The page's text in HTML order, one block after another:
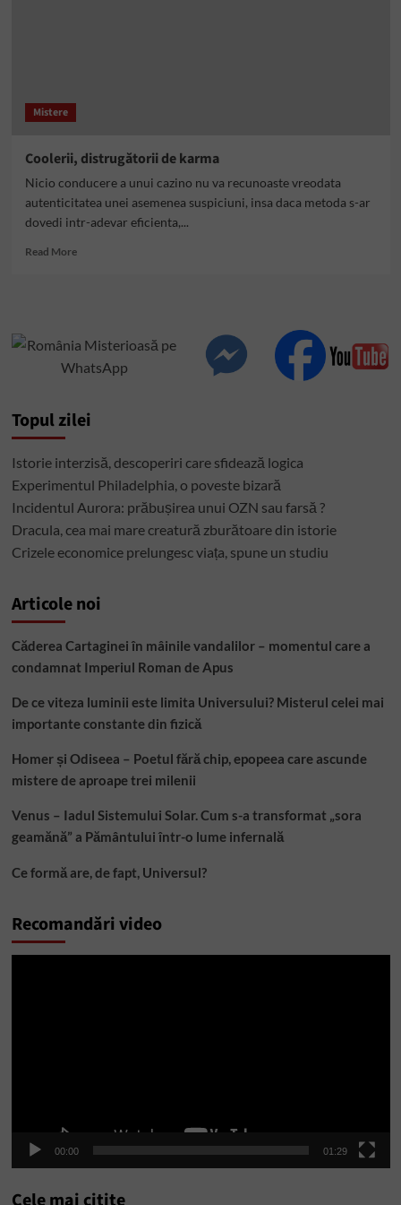
Mistere
Coolerii, distrugătorii de karma
Nicio conducere a unui cazino nu va recunoaste vreodata
autenticitatea unei asemenea suspiciuni, insa daca metoda s-ar
dovedi intr-adevar eficienta,...
Read MoreRead
karma
Topul zilei
Istorie interzisă, descoperiri care sfidează logica
Experimentul Philadelphia, o poveste bizară
Incidentul Aurora: prăbușirea unui OZN sau farsă ?
Dracula, cea mai mare creatură zburătoare din istorie
Crizele economice prelungesc viața, spune un studiu
Articole noi
Căderea Cartaginei în mâinile vandalilor – momentul care a
condamnat Imperiul Roman de Apus
De ce viteza luminii este limita Universului? Misterul celei mai
importante constante din fizică
Homer și Odiseea – Poetul fără chip, epopeea care ascunde
mistere de aproape trei milenii
Venus – Iadul Sistemului Solar. Cum s-a transformat „sora
geamănă” a Pământului într-o lume infernală
Ce formă are, de fapt, Universul?
Recomandări video
00:00 01:29